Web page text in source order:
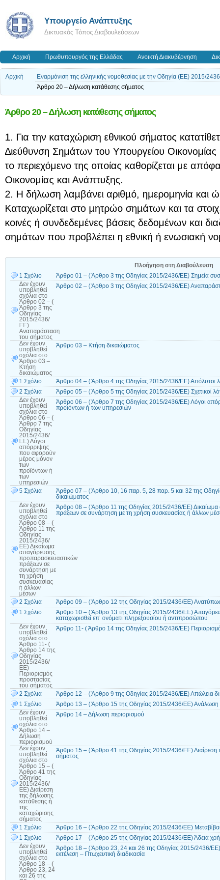
Υπουργείο Ανάπτυξης
Δικτυακός Τόπος Διαβουλεύσεων
Αρχική Πρωθυπουργός της Ελλάδας Ανοικτή Διακυβέρνηση
Αρχική
Εναρμόνιση της ελληνικής νομοθεσίας με την Οδηγία (ΕΕ) 2015/
Άρθρο 20 – Δήλωση κατάθεσης σήµατος
Άρθρο 20 – Δήλωση κατάθεσης σήµατος
1. Για την καταχώριση εθνικού σήµατος
∆ιεύθυνση Σημάτων του Υπουργείου
το περιεχόμενο της οποίας καθορίζεται με
Οικονομίας και Ανάπτυξης.
2. Η δήλωση λαµβάνει αριθµό, ηµεροµηνία και
Καταχωρίζεται στο µητρώο σηµάτων και τα
κοινές ή συνδεδεμένες βάσεις δεδομένων και
σημάτων που προβλέπει η εθνική ή ενωσιακή
Πλοήγηση στη Διαβούλευση
1 Σχόλιο
Άρθρο 01 – ( Άρθρο 3 της Οδηγίας 2015/2436/ΕΕ) Σημεία
Δεν έχουν
υποβληθεί
σχόλια στο
Άρθρο 02 – (
Άρθρο 3 της
Οδηγίας
2015/2436/
ΕΕ)
Αναπαράσταση
του σήματος
Άρθρο 02 – ( Άρθρο 3 της Οδηγίας 2015/2436/ΕΕ)
Δεν έχουν
υποβληθεί
σχόλια στο
Άρθρο 03 –
Κτήση
δικαιώματος
Άρθρο 03 – Κτήση δικαιώματος
1 Σχόλιο
Άρθρο 04 – ( Άρθρο 4 της Οδηγίας 2015/2436/ΕΕ) Απόλυτοι
2 Σχόλια
Άρθρο 05 – ( Άρθρο 5 της Οδηγίας 2015/2436/ΕΕ) Σχετικοί
Δεν έχουν
υποβληθεί
σχόλια στο
Άρθρο 06 – (
Άρθρο 7 της
Οδηγίας
2015/2436/
ΕΕ) Λόγοι
απόρριψης
που αφορούν
μέρος μόνον
των
προϊόντων ή
των
υπηρεσιών
Άρθρο 06 – ( Άρθρο 7 της Οδηγίας 2015/2436/ΕΕ) Λόγοι
προϊόντων ή των υπηρεσιών
5 Σχόλια
Άρθρο 07 – ( Άρθρο 10, 16 παρ. 5, 28 παρ. 5 και 32 της
δικαιώματος
Δεν έχουν
υποβληθεί
σχόλια στο
Άρθρο 08 – (
Άρθρο 11 της
Οδηγίας
2015/2436/
ΕΕ) Δικαίωμα
απαγόρευσης
προπαρασκευαστικών
πράξεων σε
συνάρτηση με
τη χρήση
συσκευασίας
ή άλλων
μέσων
Άρθρο 08 – ( Άρθρο 11 της Οδηγίας 2015/2436/ΕΕ)
πράξεων σε συνάρτηση με τη χρήση συσκευασίας ή άλλων
2 Σχόλια
Άρθρο 09 – ( Άρθρο 12 της Οδηγίας 2015/2436/ΕΕ)
1 Σχόλιο
Άρθρο 10 – ( Άρθρο 13 της Οδηγίας 2015/2436/ΕΕ)
καταχωρισθεί επ’ ονόματι πληρεξουσίου ή αντιπροσώπου
Δεν έχουν
υποβληθεί
σχόλια στο
Άρθρο 11- (
Άρθρο 14 της
Οδηγίας
2015/2436/
ΕΕ)
Περιορισµός
προστασίας
του σήματος
Άρθρο 11- ( Άρθρο 14 της Οδηγίας 2015/2436/ΕΕ)
2 Σχόλια
Άρθρο 12 – ( Άρθρο 9 της Οδηγίας 2015/2436/ΕΕ) Απώλεια
1 Σχόλιο
Άρθρο 13 – ( Άρθρο 15 της Οδηγίας 2015/2436/ΕΕ) Ανάλωση
Δεν έχουν
υποβληθεί
σχόλια στο
Άρθρο 14 –
Δήλωση
περιορισμού
Άρθρο 14 – Δήλωση περιορισμού
Δεν έχουν
υποβληθεί
σχόλια στο
Άρθρο 15 – (
Άρθρο 41 της
Οδηγίας
2015/2436/
ΕΕ) Διαίρεση
της δήλωσης
κατάθεσης ή
της
καταχώρισης
σήματος
Άρθρο 15 – ( Άρθρο 41 της Οδηγίας 2015/2436/ΕΕ) Διαίρεση
σήματος
1 Σχόλιο
Άρθρο 16 – ( Άρθρο 22 της Οδηγίας 2015/2436/ΕΕ)
1 Σχόλιο
Άρθρο 17 – ( Άρθρο 25 της Οδηγίας 2015/2436/ΕΕ) Άδεια
Δεν έχουν
υποβληθεί
σχόλια στο
Άρθρο 18 – (
Άρθρο 23, 24
και 26 της
Άρθρο 18 – ( Άρθρο 23, 24 και 26 της Οδηγίας 2015/2436/
εκτέλεση – Πτωχευτική διαδικασία